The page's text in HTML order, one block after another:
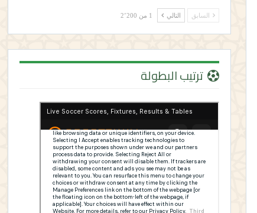
السابق التالي 1 من 2٬200
ترتيب البطولة